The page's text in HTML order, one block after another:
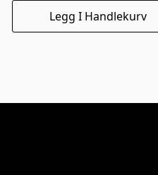
Legg I Handlekurv